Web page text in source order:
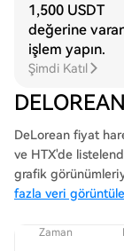
1,500 USDT
değerine
işlem yapın.
Şimdi Katıl
DeLorean fiyat
ve HTX'de
grafik
fazla veri
Zaman